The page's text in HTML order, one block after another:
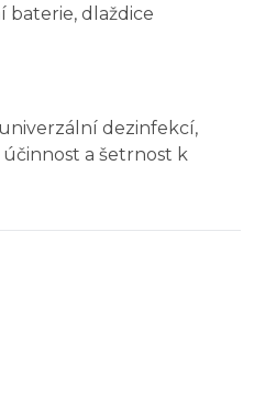
baterie, dlaždice
dezinfekcí,
a šetrnost k